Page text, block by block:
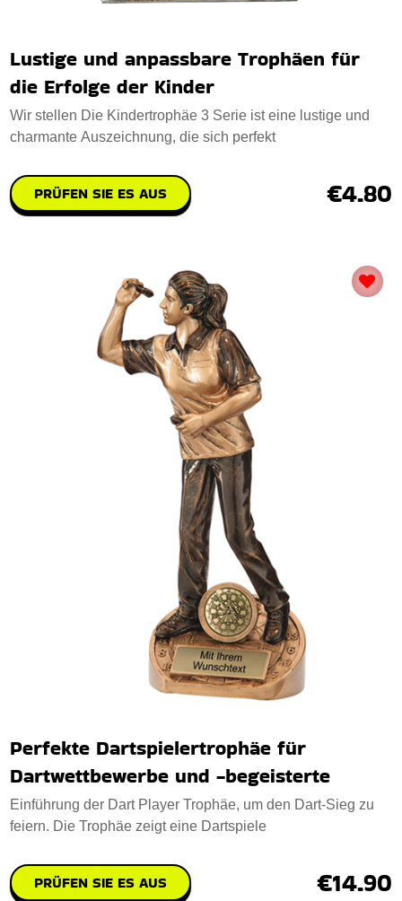
Lustige und anpassbare Trophäen für
die Erfolge der Kinder
Wir stellen Die Kindertrophäe 3 Serie ist eine lustige und
charmante Auszeichnung, die sich perfekt
PRÜFEN SIE ES AUS €4.80
Perfekte Dartspielertrophäe für
Dartwettbewerbe und -begeisterte
Einführung der Dart Player Trophäe, um den Dart-Sieg zu
feiern. Die Trophäe zeigt eine Dartspiele
PRÜFEN SIE ES AUS €14.90